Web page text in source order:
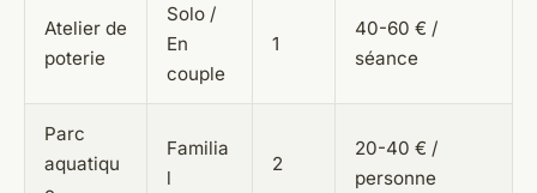
Atelier de
poterie
Solo /
En
couple
1
40-60 € /
séance
Parc
aquatiqu
Familia
l
2
20-40 € /
personne